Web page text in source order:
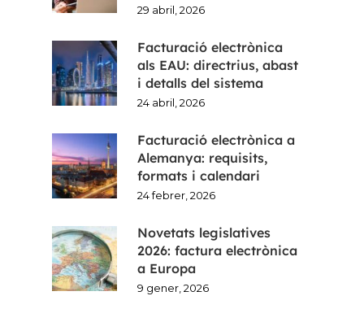
29 abril, 2026
Facturació electrònica
als EAU: directrius, abast
i detalls del sistema
24 abril, 2026
Facturació electrònica a
Alemanya: requisits,
formats i calendari
24 febrer, 2026
Novetats legislatives
2026: factura electrònica
a Europa
9 gener, 2026